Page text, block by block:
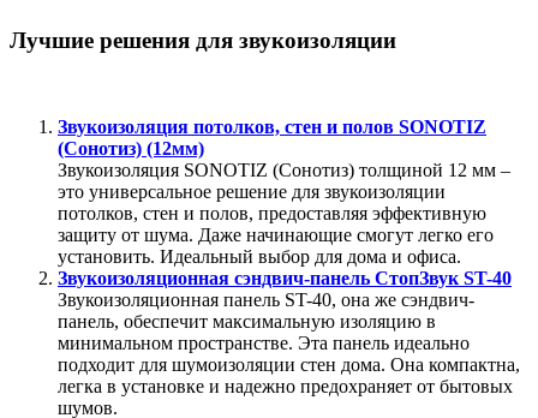
Лучшие решения для звукоизоляции
Звукоизоляция потолков, стен и полов SONOTIZ
(Сонотиз) (12мм)
Звукоизоляция SONOTIZ (Сонотиз) толщиной 12 мм –
это универсальное решение для звукоизоляции
потолков, стен и полов, предоставляя эффективную
защиту от шума. Даже начинающие смогут легко его
установить. Идеальный выбор для дома и офиса.
Звукоизоляционная сэндвич-панель СтопЗвук ST-40
Звукоизоляционная панель ST-40, она же сэндвич-
панель, обеспечит максимальную изоляцию в
минимальном пространстве. Эта панель идеально
подходит для шумоизоляции стен дома. Она компактна,
легка в установке и надежно предохраняет от бытовых
шумов.